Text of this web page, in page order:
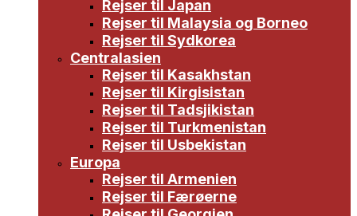
Rejser til Japan
Rejser til Malaysia og Borneo
Rejser til Sydkorea
Centralasien
Rejser til Kasakhstan
Rejser til Kirgisistan
Rejser til Tadsjikistan
Rejser til Turkmenistan
Rejser til Usbekistan
Europa
Rejser til Armenien
Rejser til Færøerne